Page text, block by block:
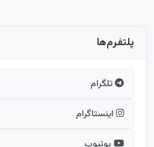
پلتفرم‌ها
تلگرام
اینستاگرام
یوتیوب